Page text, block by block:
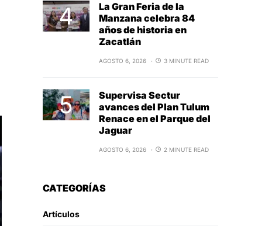
La Gran Feria de la
Manzana celebra 84
años de historia en
Zacatlán
AGOSTO 6, 2026 3 MINUTE READ
Supervisa Sectur
avances del Plan Tulum
Renace en el Parque del
Jaguar
AGOSTO 6, 2026 2 MINUTE READ
CATEGORÍAS
Artículos